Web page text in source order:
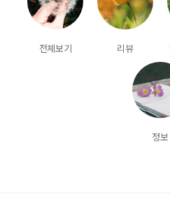
전체보기 리뷰
정보